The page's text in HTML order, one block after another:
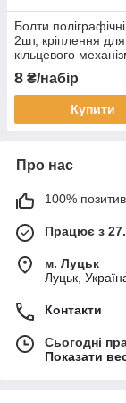
Болти
2шт, кріплення для
кільцевого
срібні BLT019
8 ₴/набір
Купити
Про нас
100%
Працює з
м. Луцьк
Луцьк,
Контакти
Сьогодні
Показати